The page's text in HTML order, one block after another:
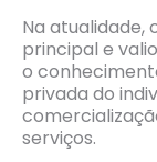
Na atualidade,
principal e
o
privada do
serviços.